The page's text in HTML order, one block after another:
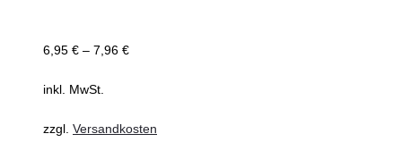
der
6,95 € – 7,96 €
inkl. MwSt.
zzgl. Versandkosten